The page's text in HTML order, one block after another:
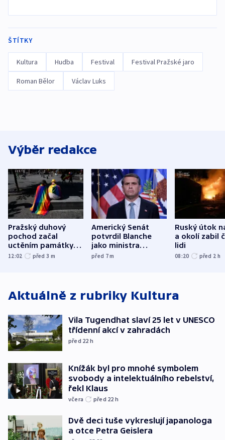
ŠTÍTKY
Kultura Hudba Festival Festival Pražské jaro
Roman Bělor Václav Luks
Výběr redakce
Pražský duhový
pochod začal
uctěním památky
obětí berlínského
12:02 před 3 m
Americký Senát
potvrdil Blanche
jako ministra
spravedlnosti
před 7m
Ruský útok
a okolí zabil
lidi
08:20 před 2 h
Aktuálně z rubriky Kultura
Vila Tugendhat slaví 25 let v UNESCO
třídenní akcí v zahradách
před 22 h
Knížák byl pro mnohé symbolem
svobody a intelektuálního rebelství,
řekl Klaus
včera před 22 h
Dvě deci tuše vykreslují japanologa
a otce Petra Geislera